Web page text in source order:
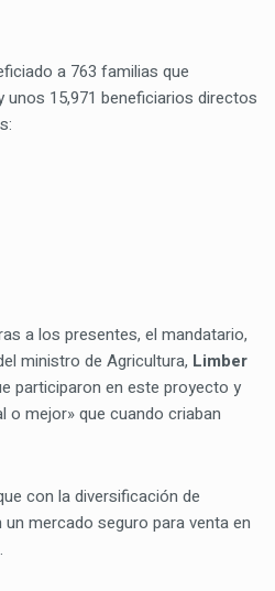
a 763 familias que
15,971 beneficiarios directos
a los presentes, el mandatario,
ministro de Agricultura, Limber
participaron en este proyecto y
o mejor» que cuando criaban
con la diversificación de
un mercado seguro para venta en